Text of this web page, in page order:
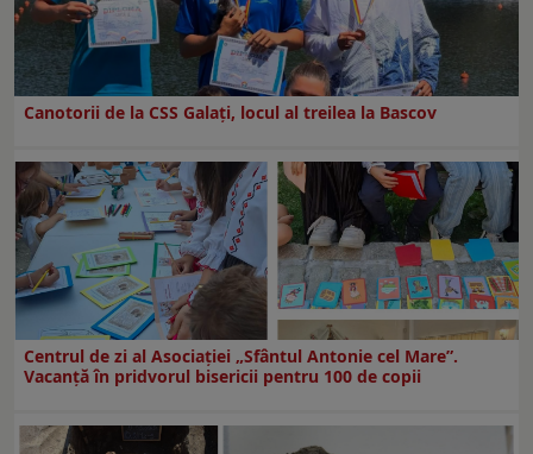
Canotorii de la CSS Galați, locul al treilea la Bascov
Centrul de zi al Asociației „Sfântul Antonie cel Mare”.
Vacanță în pridvorul bisericii pentru 100 de copii